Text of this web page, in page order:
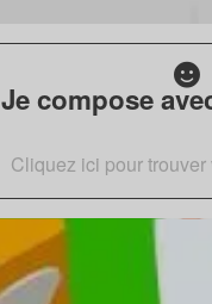
Je compose
Cliquez ici pour